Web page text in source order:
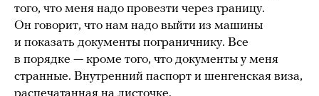
того, что меня надо провезти через границу.
Он говорит, что нам надо выйти из машины
и показать документы пограничнику. Все
в порядке — кроме того, что документы у меня
странные. Внутренний паспорт и шенгенская виза,